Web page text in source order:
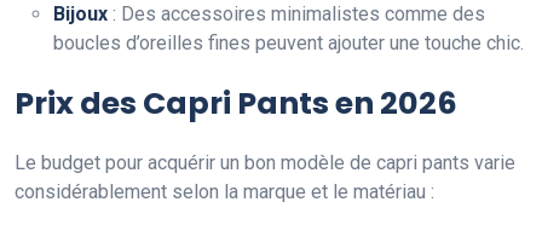
Bijoux : Des accessoires minimalistes comme des
boucles d’oreilles fines peuvent ajouter une touche chic.
Prix des Capri Pants en 2026
Le budget pour acquérir un bon modèle de capri pants varie
considérablement selon la marque et le matériau :